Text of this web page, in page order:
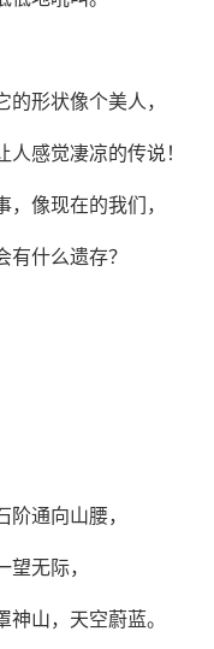
的形状像个美人，
人感觉凄凉的传说！
像现在的我们，
有什么遗存？
阶通向山腰，
无际，
神山，天空蔚蓝。